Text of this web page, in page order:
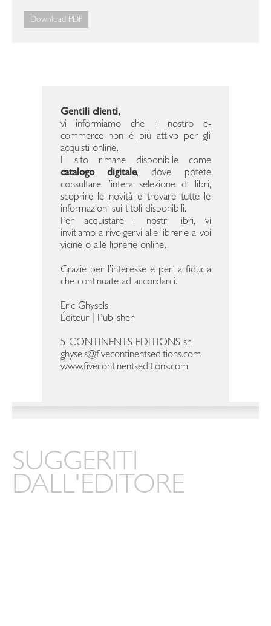
Download PDF
Gentili clienti,
vi informiamo che il nostro e-
commerce non è più attivo per gli
acquisti online.
Il sito rimane disponibile come
catalogo digitale, dove potete
consultare l’intera selezione di libri,
scoprire le novità e trovare tutte le
informazioni sui titoli disponibili.
Per acquistare i nostri libri, vi
invitiamo a rivolgervi alle librerie a voi
vicine o alle librerie online.
Grazie per l’interesse e per la fiducia
che continuate ad accordarci.
Eric Ghysels
Éditeur | Publisher
5 CONTINENTS EDITIONS srl
ghysels@fivecontinentseditions.com
www.fivecontinentseditions.com
SUGGERITI
DALL'EDITORE